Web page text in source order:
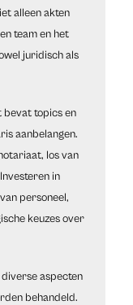
alleen akten
team en het
juridisch als
bevat topics en
aanbelangen.
los van
in
personeel,
keuzes over
aspecten
behandeld.